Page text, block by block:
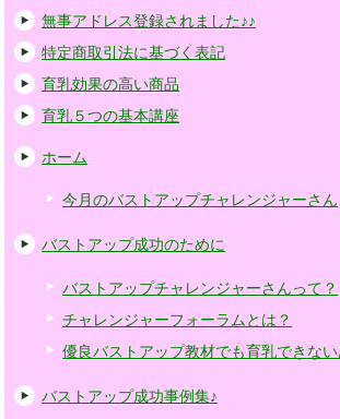
無事アドレス登録されました♪♪
特定商取引法に基づく表記
育乳効果の高い商品
育乳５つの基本講座
ホーム
今月のバストアップチャレンジャーさん
バストアップ成功のために
バストアップチャレンジャーさんって？
チャレンジャーフォーラムとは？
優良バストアップ教材でも育乳できな
バストアップ成功事例集♪